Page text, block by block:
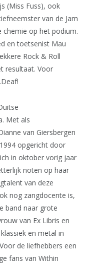
(Miss Fuss), ook
van de Jam
chemie op het podium.
en toetsenist Mau
Rock & Roll
resultaat. Voor
Met als
van Giersbergen
opgericht door
in oktober vorig jaar
noten op haar
van deze
nog zangdocente is,
band naar grote
van Ex Libris en
en metal in
de liefhebbers een
fans van Within